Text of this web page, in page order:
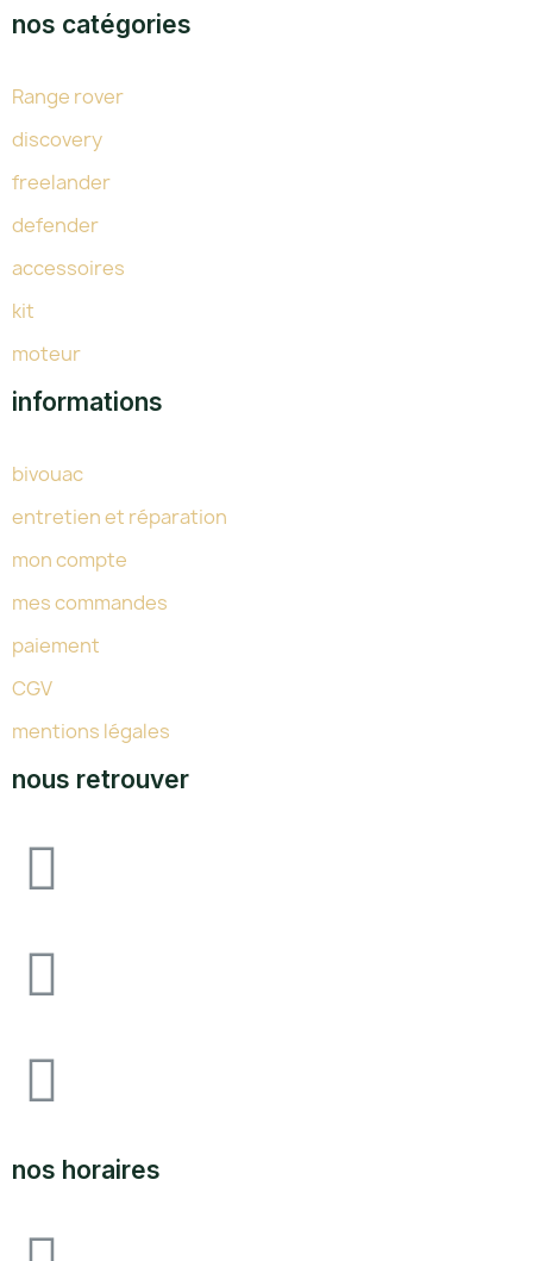
nos catégories
Range rover
discovery
freelander
defender
accessoires
kit
moteur
informations
bivouac
entretien et réparation
mon compte
mes commandes
paiement
CGV
mentions légales
nous retrouver
nos horaires